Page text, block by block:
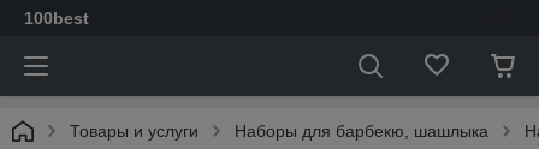
100best
Товары и услуги Наборы для барбекю, шашлыка